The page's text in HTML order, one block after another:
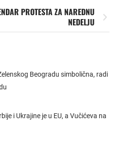
PROTESTA ZA NAREDNU
NEDELJU
Beogradu simbolična, radi
i Ukrajine je u EU, a Vučićeva na